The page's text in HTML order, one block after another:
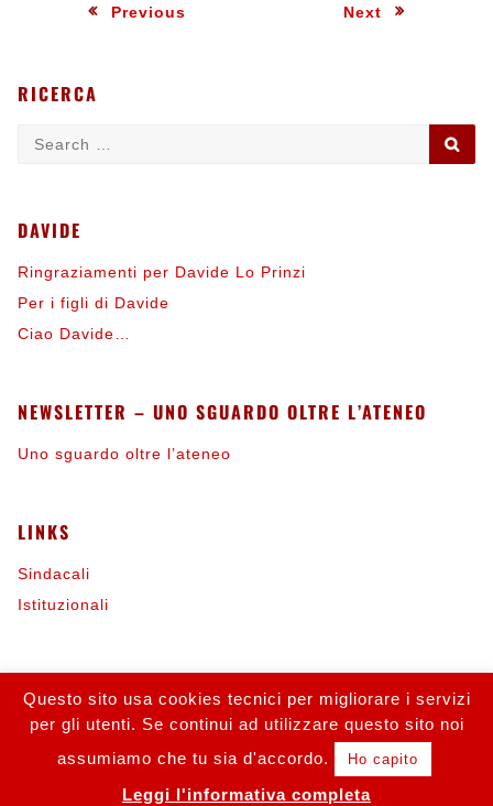
Navigazione
Previous Next:
RICERCA
DAVIDE
Ringraziamenti per Davide Lo Prinzi
Per i figli di Davide
Ciao Davide…
NEWSLETTER – UNO SGUARDO OLTRE L’ATENEO
Uno sguardo oltre l’ateneo
LINKS
Sindacali
Istituzionali
Contattaci
Iscriviti alla FLC
Questo sito usa cookies tecnici per migliorare i servizi
per gli utenti. Se continui ad utilizzare questo sito noi
assumiamo che tu sia d'accordo.
Ho capito
Leggi l'informativa completa